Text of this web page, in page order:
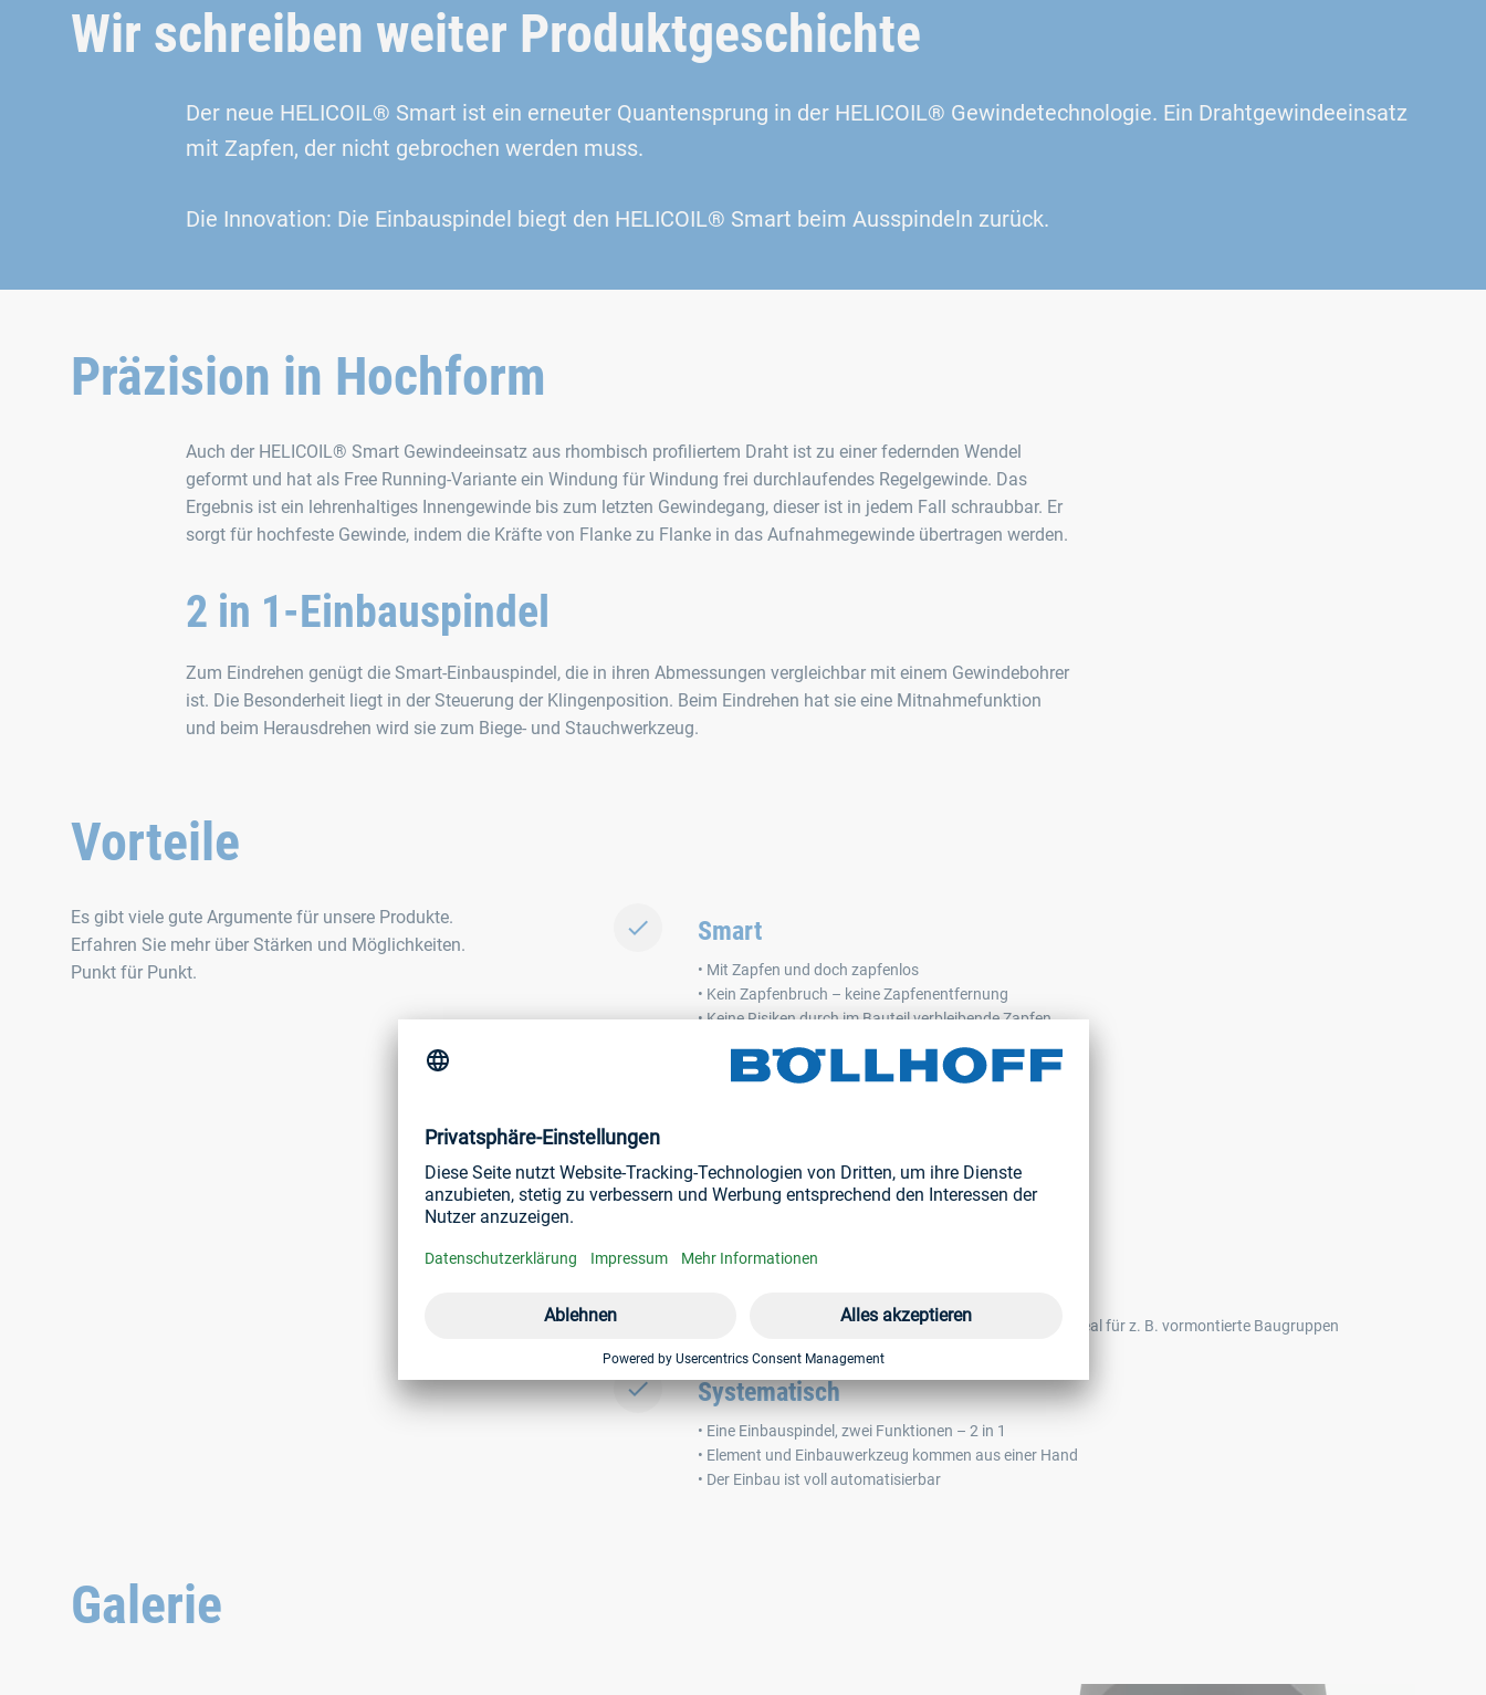
Wir schreiben weiter Produktgeschichte
Der neue HELICOIL® Smart ist ein erneuter Quantensprung in der HELICOIL® Gewindetechnologie. Ein Drahtgewindeeinsatz
mit Zapfen, der nicht gebrochen werden muss.
Die Innovation: Die Einbauspindel biegt den HELICOIL® Smart beim Ausspindeln zurück.
Präzision in Hochform
Auch der HELICOIL® Smart Gewindeeinsatz aus rhombisch profiliertem Draht ist zu einer federnden Wendel
geformt und hat als Free Running-Variante ein Windung für Windung frei durchlaufendes Regelgewinde. Das
Ergebnis ist ein lehrenhaltiges Innengewinde bis zum letzten Gewindegang, dieser ist in jedem Fall schraubbar. Er
sorgt für hochfeste Gewinde, indem die Kräfte von Flanke zu Flanke in das Aufnahmegewinde übertragen werden.
2 in 1-Einbauspindel
Zum Eindrehen genügt die Smart-Einbauspindel, die in ihren Abmessungen vergleichbar mit einem Gewindebohrer
ist. Die Besonderheit liegt in der Steuerung der Klingenposition. Beim Eindrehen hat sie eine Mitnahmefunktion
und beim Herausdrehen wird sie zum Biege- und Stauchwerkzeug.
Vorteile
Es gibt viele gute Argumente für unsere Produkte.
Erfahren Sie mehr über Stärken und Möglichkeiten.
Punkt für Punkt.
Smart
• Mit Zapfen und doch zapfenlos
• Kein Zapfenbruch – keine Zapfenentfernung
• Keine Risiken durch im Bauteil verbleibende Zapfen
Innovativ
• Einfache Handhabung
• Ermöglicht Sacklochbohrungen mit minimaler Tiefe – ideal für z. B. vormontierte Baugruppen
Systematisch
• Eine Einbauspindel, zwei Funktionen – 2 in 1
• Element und Einbauwerkzeug kommen aus einer Hand
• Der Einbau ist voll automatisierbar
Galerie